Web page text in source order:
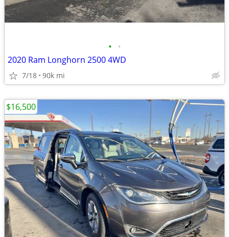
• •
2020 Ram Longhorn 2500 4WD
7/18 90k mi
$16,500